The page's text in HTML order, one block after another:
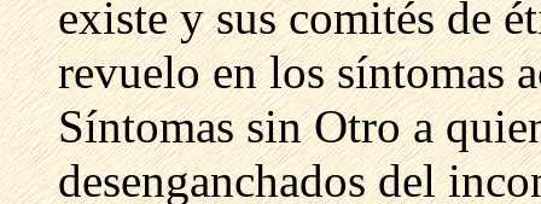
existe y sus comités de
revuelo en los síntomas
Síntomas sin Otro a
desenganchados del